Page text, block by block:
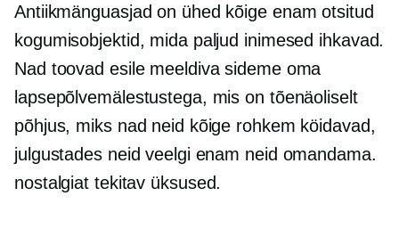
Antiikmänguasjad on ühed kõige enamotsitud
kogumisobjektid, mida paljud inimesed ihkavad.
Nad toovad esile meeldiva sideme oma
lapsepõlvemälestustega, mis on tõenäoliselt
põhjus, miks nad neid kõige rohkem köidavad,
julgustades neid veelgi enam neid omandama.
nostalgiat tekitav üksused.